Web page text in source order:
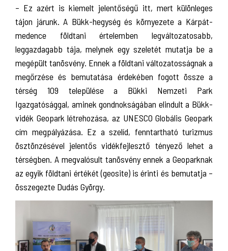
– Ez azért is kiemelt jelentőségű itt, mert különleges
tájon járunk. A Bükk-hegység és környezete a Kárpát-
medence földtani értelemben legváltozatosabb,
leggazdagabb tája, melynek egy szeletét mutatja be a
megépült tanösvény. Ennek a földtani változatosságnak a
megőrzése és bemutatása érdekében fogott össze a
térség 109 települése a Bükki Nemzeti Park
Igazgatósággal, aminek gondnokságában elindult a Bükk-
vidék Geopark létrehozása, az UNESCO Globális Geopark
cím megpályázása. Ez a szelíd, fenntartható turizmus
ösztönzésével jelentős vidékfejlesztő tényező lehet a
térségben. A megvalósult tanösvény ennek a Geoparknak
az egyik földtani értékét (geosite) is érinti és bemutatja –
összegezte Dudás György.